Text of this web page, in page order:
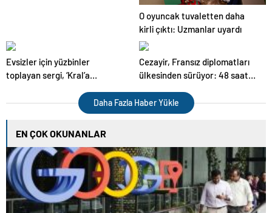
O oyuncak tuvaletten daha
kirli çıktı: Uzmanlar uyardı
Evsizler için yüzbinler
toplayan sergi, ‘Kral’a
Cezayir, Fransız diplomatları
ülkesinden sürüyor: 48 saat
Daha Fazla Haber Yükle
EN ÇOK OKUNANLAR